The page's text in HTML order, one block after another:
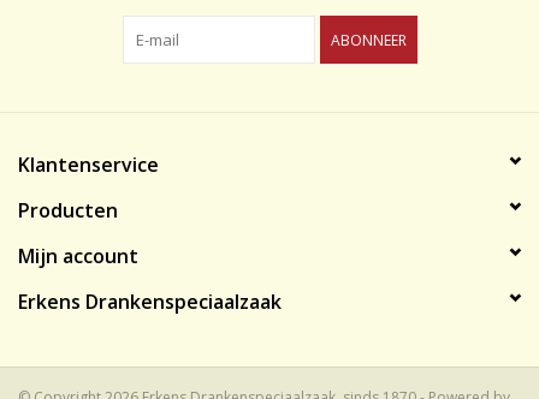
ABONNEER
Klantenservice
Producten
Mijn account
Erkens Drankenspeciaalzaak